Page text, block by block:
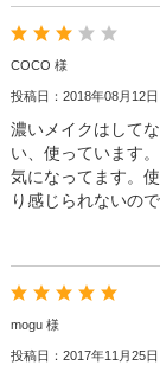
COCO 様
投稿日：2018年08月12日
濃いメイクはして
い、使っています
気になってます。
り感じられないの
mogu 様
投稿日：2017年11月25日